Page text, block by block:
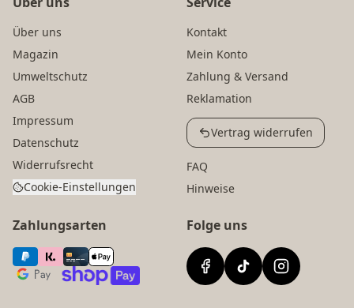
Über uns
Magazin
Umweltschutz
AGB
Impressum
Datenschutz
Widerrufsrecht
Cookie-Einstellungen
Kontakt
Mein Konto
Zahlung & Versand
Reklamation
Vertrag widerrufen
FAQ
Hinweise
Zahlungsarten Folge uns